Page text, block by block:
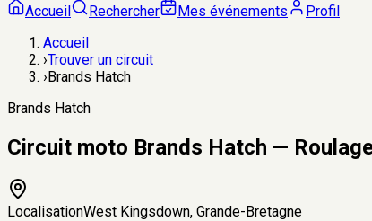
Accueil
Rechercher Mes événements
Profil
Accueil
›Trouver un circuit
›Brands Hatch
Brands Hatch
Circuit moto Brands Hatch —
LocalisationWest Kingsdown, Grande-Bretagne